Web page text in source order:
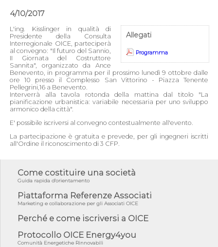
4/10/2017
Allegati
Programma
L'ing. Kisslinger in qualità di
Presidente della Consulta
Interregionale OICE, parteciperà
al convegno: "Il futuro del Sannio,
II Giornata del Costruttore
Sannita", organizzato da Ance
Benevento, in programma per il prossimo lunedì 9 ottobre dalle
ore 10 presso il Complesso San Vittorino - Piazza Tenente
Pellegrini,16 a Benevento.
Interverrà alla tavola rotonda della mattina dal titolo "La
pianificazione urbanistica: variabile necessaria per uno sviluppo
armonico della città".
E' possibile iscriversi al convegno contestualmente all'evento.
La partecipazione è gratuita e prevede, per gli ingegneri iscritti
all'Ordine il riconoscimento di 3 CFP.
Come costituire una società
Guida rapida d'orientamento
Piattaforma Referenze Associati
Marketing e collaborazione per gli Associati OICE
Perché e come iscriversi a OICE
Protocollo OICE Energy4you
Comunità Energetiche Rinnovabili